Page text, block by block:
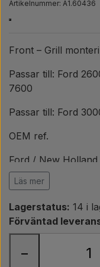
Artikelnummer: A1.60436
Front – Grill
Passar till: Ford
7600
Passar till: Ford
OEM ref.
Ford / New Holland
9626645,
C3NN8B151A,
Läs mer
Lagerstatus: 14 i
Förväntad
−